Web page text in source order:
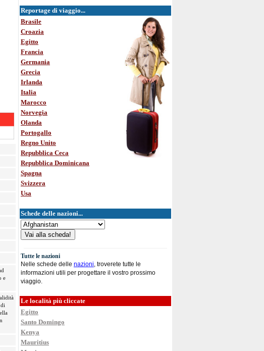
e
Reportage di viaggio...
Brasile
Croazia
Egitto
Francia
Germania
Grecia
Irlanda
Italia
Marocco
Norvegia
Olanda
Portogallo
Regno Unito
Repubblica Ceca
Repubblica Dominicana
Spagna
Svizzera
Usa
Schede delle nazioni...
Tutte le nazioni
Nelle schede delle nazioni, troverete tutte le
informazioni utili per progettare il vostro prossimo
viaggio.
Le località più cliccate
Egitto
Santo Domingo
Kenya
Mauritius